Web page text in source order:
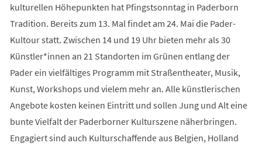
kulturellen Höhepunkten hat Pfingstsonntag in Paderborn
Tradition. Bereits zum 13. Mal findet am 24. Mai die Pader-
Kultour statt. Zwischen 14 und 19 Uhr bieten mehr als 30
Künstler*innen an 21 Standorten im Grünen entlang der
Pader ein vielfältiges Programm mit Straßentheater, Musik,
Kunst, Workshops und vielem mehr an. Alle künstlerischen
Angebote kosten keinen Eintritt und sollen Jung und Alt eine
bunte Vielfalt der Paderborner Kulturszene näherbringen.
Engagiert sind auch Kulturschaffende aus Belgien, Holland